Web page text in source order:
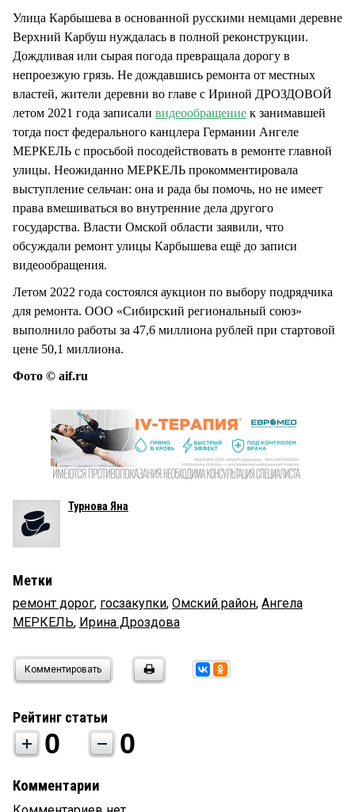
Улица Карбышева в основанной русскими немцами деревне
Верхний Карбуш нуждалась в полной реконструкции.
Дождливая или сырая погода превращала дорогу в
непроезжую грязь. Не дождавшись ремонта от местных
властей, жители деревни во главе с Ириной ДРОЗДОВОЙ
летом 2021 года записали видеообращение к занимавшей
тогда пост федерального канцлера Германии Ангеле
МЕРКЕЛЬ с просьбой посодействовать в ремонте главной
улицы. Неожиданно МЕРКЕЛЬ прокомментировала
выступление сельчан: она и рада бы помочь, но не имеет
права вмешиваться во внутренние дела другого
государства. Власти Омской области заявили, что
обсуждали ремонт улицы Карбышева ещё до записи
видеообращения.
Летом 2022 года состоялся аукцион по выбору подрядчика
для ремонта. ООО «Сибирский региональный союз»
выполнило работы за 47,6 миллиона рублей при стартовой
цене 50,1 миллиона.
Фото © aif.ru
Турнова Яна
Метки
ремонт дорог, госзакупки, Омский район, Ангела
МЕРКЕЛЬ, Ирина Дроздова
Комментировать
Рейтинг статьи
0 0
Комментарии